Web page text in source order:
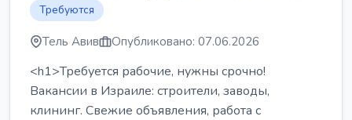
Требуются
Тель Авив Опубликовано: 07.06.2026
<h1>Требуется рабочие, нужны срочно!
Вакансии в Израиле: строители, заводы,
клининг. Свежие объявления, работа с